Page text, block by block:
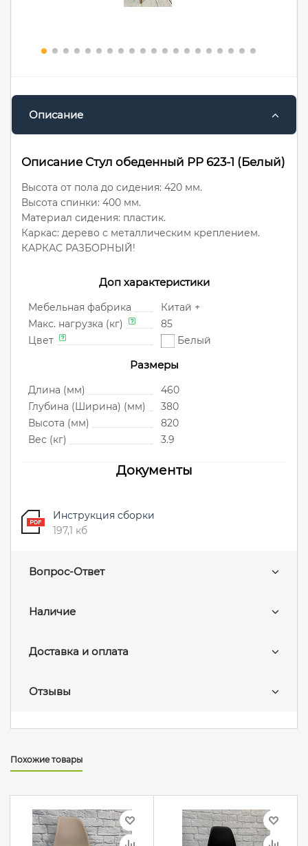
Описание
Описание Стул обеденный PP 623-1 (Белый)
Высота от пола до сидения: 420 мм.
Высота спинки: 400 мм.
Материал сидения: пластик.
Каркас: дерево с металлическим креплением.
КАРКАС РАЗБОРНЫЙ!
Доп характеристики
Мебельная фабрика
Китай +
Макс. нагрузка (кг)
85
Цвет
Белый
Размеры
Длина (мм)
460
Глубина (Ширина) (мм)
380
Высота (мм)
820
Вес (кг)
3.9
Документы
Инструкция сборки
197,1 кб
Вопрос-Ответ
Наличие
Доставка и оплата
Отзывы
Похожие товары